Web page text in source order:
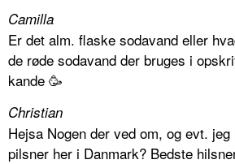
Camilla
Er det alm. flaske sodavand eller
de røde sodavand der bruges i
kande 🥳
Christian
Hejsa Nogen der ved om, og evt.
pilsner her i Danmark? Bedste